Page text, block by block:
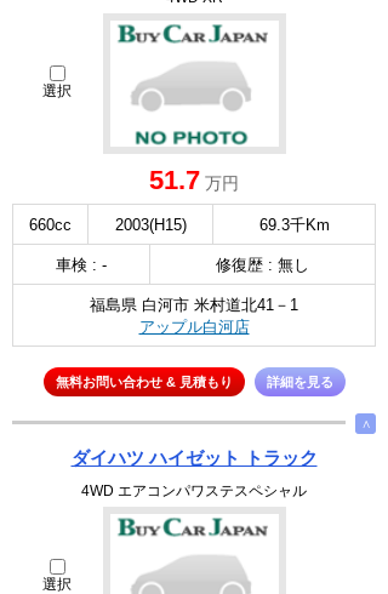
選択
51.7 万円
660cc 2003(H15) 69.3千Km
車検 : - 修復歴 : 無し
福島県 白河市 米村道北41－1
アップル白河店
無料お問い合わせ & 見積もり 詳細を見る
∧
ダイハツ ハイゼット トラック
4WD エアコンパワステスペシャル
選択